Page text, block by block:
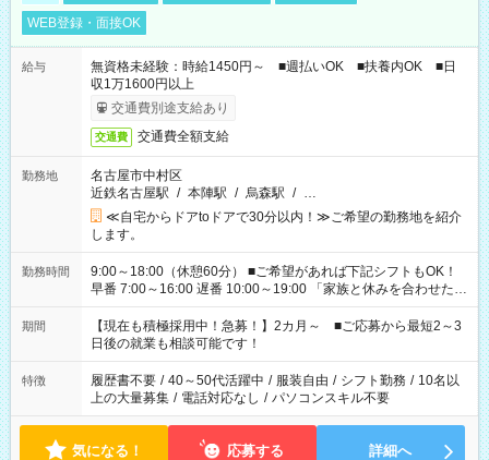
WEB登録・面接OK
給与
無資格未経験：時給1450円～ ■週払いOK ■扶養内OK ■日
収1万1600円以上
交通費別途支給あり
交通費 交通費全額支給
勤務地
名古屋市中村区
近鉄名古屋駅 / 本陣駅 / 烏森駅 / …
≪自宅からドアtoドアで30分以内！≫ご希望の勤務地を紹介
します。
勤務時間
9:00～18:00（休憩60分） ■ご希望があれば下記シフトもOK！
早番 7:00～16:00 遅番 10:00～19:00 「家族と休みを合わせた
い」 「余裕を持って夕飯の準備がしたい」 「できれば残業はし
たくない」 など、ご希望を教えてくださいね。 ※Wワーク希望
の方へ 今ご覧のお仕事で希望する勤務時間と、もう1つのお仕事
の勤務時間。 合計で週40時間を超える場合は応募できません。
期間
【現在も積極採用中！急募！】2カ月～ ■ご応募から最短2～3
日後の就業も相談可能です！
特徴 履歴書不要 / 40～50代活躍中 / 服装自由 / シフト勤務 / 10名以
上の大量募集 / 電話対応なし / パソコンスキル不要
気になる！ 応募する 詳細へ